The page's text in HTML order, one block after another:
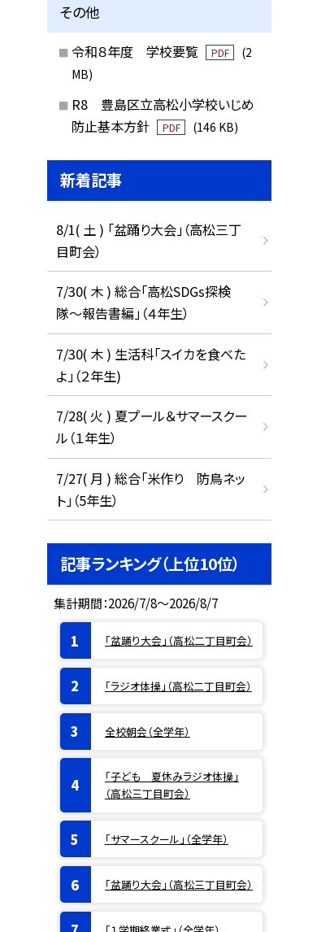
その他
令和８年度 学校要覧 PDF
(2
MB)
R8 豊島区立高松小学校いじめ
防止基本方針
PDF (146 KB)
新着記事
8/1( 土 ) 「盆踊り大会」（高松三丁
目町会）
7/30( 木 ) 総合「高松SDGs探検
隊〜報告書編」（４年生）
7/30( 木 ) 生活科「スイカを食べた
よ」（２年生)
7/28( 火 ) 夏プール＆サマースクー
ル（１年生）
7/27( 月 ) 総合「米作り 防鳥ネッ
ト」（5年生）
記事ランキング（上位10位）
集計期間：2026/7/8～2026/8/7
「盆踊り大会」（高松二丁目町会）
「ラジオ体操」（高松二丁目町会）
全校朝会（全学年）
「子ども 夏休みラジオ体操」
（高松三丁目町会）
「サマースクール」（全学年）
「盆踊り大会」（高松三丁目町会）